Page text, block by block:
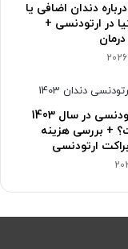
دندان اضافی یا
در ارتودنسی +
هزینه ارتودنسی در سال 1403
+ بررسی هزینه
ارتودنسی